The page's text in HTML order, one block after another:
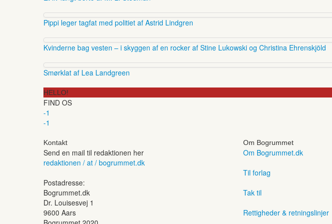
Pippi leger tagfat med politiet af Astrid Lindgren
Kvinderne bag vesten – i skyggen af en rocker af Stine Lukowski og Christina Ehrenskjöld
Smørklat af Lea Landgreen
HELLO!
FIND OS
-1
-1
Kontakt
Send en mail til redaktionen her
redaktionen / at / bogrummet.dk
Postadresse:
Bogrummet.dk
Dr. Louisesvej 1
9600 Aars
Om Bogrummet
Om Bogrummet.dk
Til forlag
Tak til
Rettigheder & retningslinjer